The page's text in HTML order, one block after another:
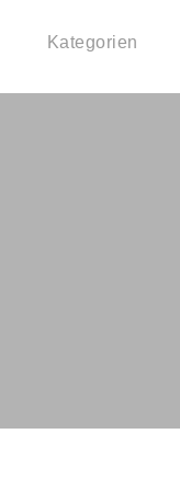
Kategorien